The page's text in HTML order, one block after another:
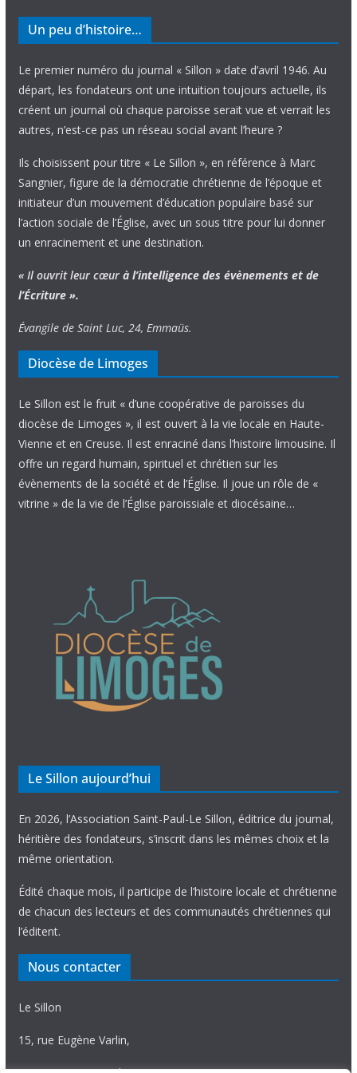
Un peu d’histoire…
Le premier numéro du journal « Sillon » date d’avril 1946. Au
départ, les fondateurs ont une intuition toujours actuelle, ils
créent un journal où chaque paroisse serait vue et verrait les
autres, n’est-ce pas un réseau social avant l’heure ?
Ils choisissent pour titre « Le Sillon », en référence à Marc
Sangnier, figure de la démocratie chrétienne de l’époque et
initiateur d’un mouvement d’éducation populaire basé sur
l’action sociale de l’Église, avec un sous titre pour lui donner
un enracinement et une destination.
« Il ouvrit leur cœur à l’intelligence des évènements et de
l’Écriture ».
Évangile de Saint Luc, 24, Emmaüs.
Diocèse de Limoges
Le Sillon est le fruit « d’une coopérative de paroisses du
diocèse de Limoges », il est ouvert à la vie locale en Haute-
Vienne et en Creuse. Il est enraciné dans l’histoire limousine. Il
offre un regard humain, spirituel et chrétien sur les
évènements de la société et de l’Église. Il joue un rôle de «
vitrine » de la vie de l’Église paroissiale et diocésaine…
Le Sillon aujourd’hui
En 2026, l’Association Saint-Paul-Le Sillon, éditrice du journal,
héritière des fondateurs, s’inscrit dans les mêmes choix et la
même orientation.
Édité chaque mois, il participe de l’histoire locale et chrétienne
de chacun des lecteurs et des communautés chrétiennes qui
l’éditent.
Nous contacter
Le Sillon
15, rue Eugène Varlin,